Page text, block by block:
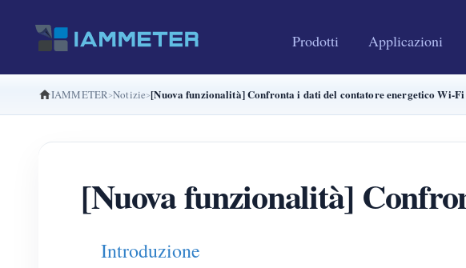
Prodotti Applicazioni
IAMMETER Notizie [Nuova funzionalità] Confronta i dati del contatore energetico Wi-Fi
[Nuova funzionalità]
Introduzione